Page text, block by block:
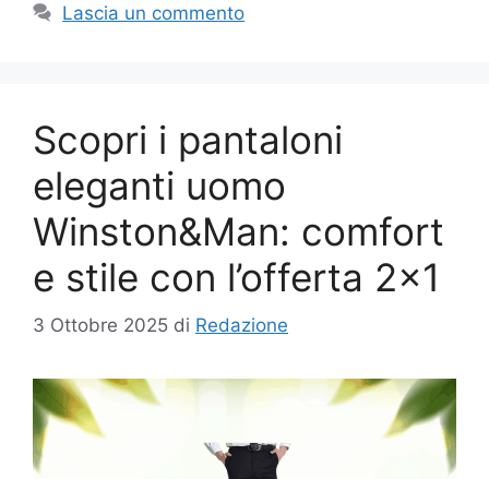
Lascia un commento
Scopri i pantaloni
eleganti uomo
Winston&Man: comfort
e stile con l’offerta 2×1
3 Ottobre 2025 di Redazione